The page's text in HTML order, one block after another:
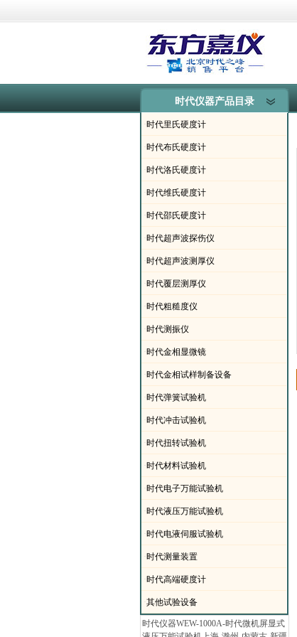
时代仪器产品目录
·时代里氏硬度计
·时代布氏硬度计
·时代洛氏硬度计
·时代维氏硬度计
·时代邵氏硬度计
·时代超声波探伤仪
·时代超声波测厚仪
·时代覆层测厚仪
·时代粗糙度仪
·时代测振仪
·时代金相显微镜
·时代金相试样制备设备
·时代弹簧试验机
·时代冲击试验机
·时代扭转试验机
·时代材料试验机
·时代电子万能试验机
·时代液压万能试验机
·时代电液伺服试验机
·时代测量装置
·时代高端硬度计
·其他试验设备
时代仪器WEW-1000A-时代微机屏显式